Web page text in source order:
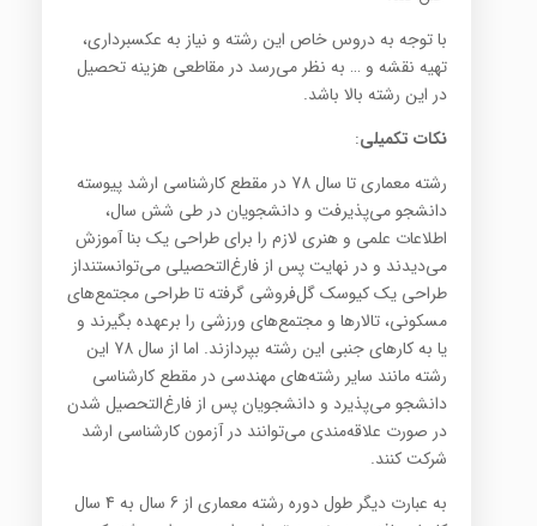
با توجه به دروس خاص این رشته و نیاز به عکسبرداری،
تهیه نقشه و … به نظر می‌رسد در مقاطعی هزینه تحصیل
در این رشته بالا باشد.
نکات تکمیلی:
رشته معماری تا سال 78 در مقطع کارشناسی ارشد پیوسته
دانشجو می‌پذیرفت و دانشجویان در طی شش سال،
اطلاعات علمی و هنری لازم را برای طراحی یک بنا آموزش
می‌دیدند و در نهایت پس از فارغ‌التحصیلی می‌توانستنداز
طراحی یک کیوسک گل‌فروشی گرفته تا طراحی مجتمع‌های
مسکونی، تالارها و مجتمع‌های ورزشی را برعهده بگیرند و
یا به کارهای جنبی این رشته بپردازند. اما از سال 78 این
رشته مانند سایر رشته‌های مهندسی در مقطع کارشناسی
دانشجو می‌پذیرد و دانشجویان پس از فارغ‌التحصیل شدن
در صورت علاقه‌مندی می‌توانند در آزمون کارشناسی ارشد
شرکت کنند.
به عبارت دیگر طول دوره رشته معماری از 6 سال به 4 سال